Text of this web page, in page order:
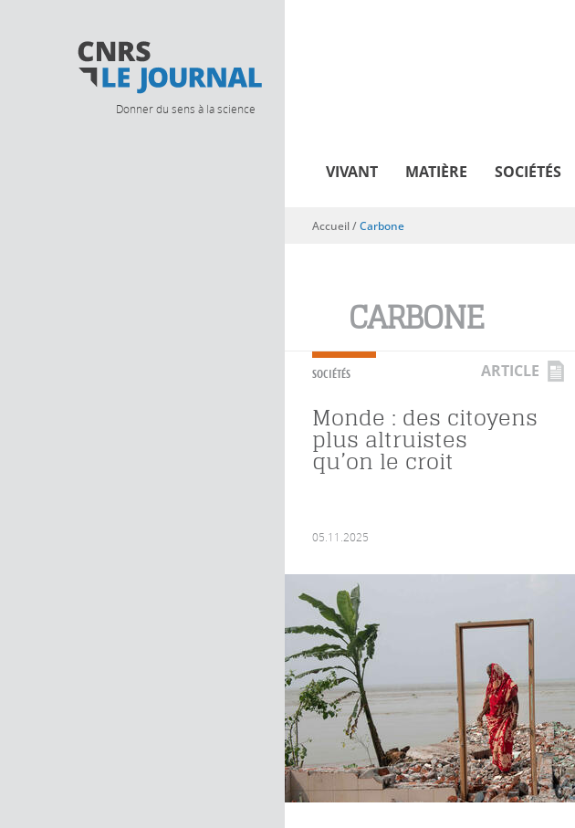
Donner du sens à la science
VIVANT MATIÈRE SOCIÉTÉS
Vous êtes ici
Accueil/Carbone
CARBONE
SOCIÉTÉS ARTICLE
Monde : des citoyens
plus altruistes
qu’on le croit
05.11.2025